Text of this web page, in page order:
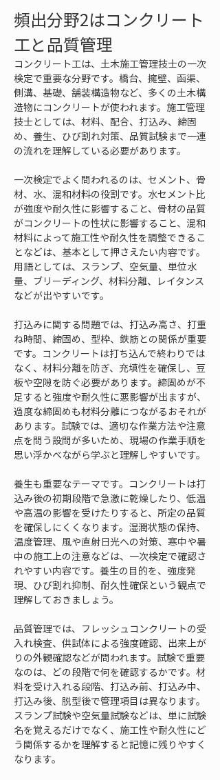
頻出分野2はコンクリート
工と品質管理
コンクリート工は、土木施工管理技士の一次
検定で重要な分野です。橋台、擁壁、函渠、
側溝、基礎、舗装構造物など、多くの土木構
造物にコンクリートが使われます。施工管理
技士としては、材料、配合、打込み、締固
め、養生、ひび割れ対策、品質試験まで一連
の流れを理解している必要があります。
一次検定でよく問われるのは、セメント、骨
材、水、混和材料の役割です。水セメント比
が強度や耐久性に影響すること、骨材の品質
がコンクリートの性状に影響すること、混和
材料によって施工性や耐久性を調整できるこ
となどは、基本として押さえたい内容です。
用語としては、スランプ、空気量、単位水
量、ブリーディング、材料分離、レイタンス
などが出やすいです。
打込みに関する問題では、打込み高さ、打重
ね時間、締固め、型枠、鉄筋との関係が重要
です。コンクリートは打ち込んで終わりでは
なく、材料分離を防ぎ、充填性を確保し、豆
板や空隙を防ぐ必要があります。締固めが不
足すると強度や耐久性に悪影響が出ますが、
過度な締固めも材料分離につながるおそれが
あります。試験では、適切な作業方法や注意
点を問う設問が多いため、現場の作業手順を
思い浮かべながら学ぶと理解しやすいです。
養生も重要なテーマです。コンクリートは打
込み後の初期段階で急激に乾燥したり、低温
や高温の影響を受けたりすると、所定の品質
を確保しにくくなります。湿潤状態の保持、
温度管理、風や直射日光への対策、寒中や暑
中の施工上の注意などは、一次検定で確認さ
れやすい内容です。養生の目的を、強度発
現、ひび割れ抑制、耐久性確保という観点で
理解しておきましょう。
品質管理では、フレッシュコンクリートの受
入れ検査、供試体による強度確認、出来上が
りの外観確認などが問われます。試験で重要
なのは、どの段階で何を確認するかです。材
料を受け入れる段階、打込み前、打込み中、
打込み後、脱型後で管理項目は異なります。
スランプ試験や空気量試験などは、単に試験
名を覚えるだけでなく、施工性や耐久性にど
う関係するかを理解すると記憶に残りやすく
なります。